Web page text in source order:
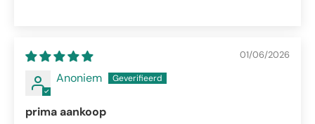
01/06/2026
Anoniem
prima aankoop